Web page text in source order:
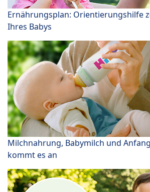
Ernährungsplan: Orientierungshilfe
Ihres Babys
Milchnahrung, Babymilch und
kommt es an